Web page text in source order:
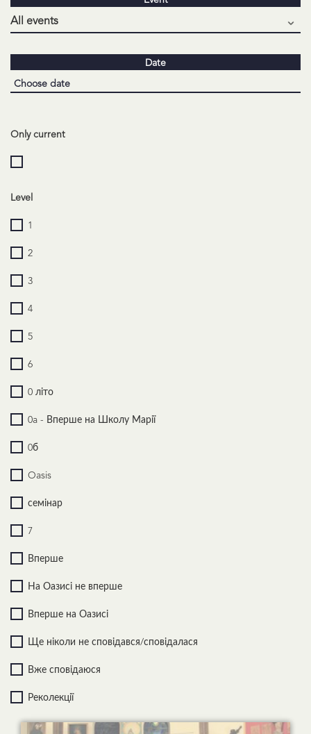
Date
Only current
Level
1
2
3
4
5
6
0 літо
0a - Вперше на Школу Марії
0б
Oasis
семінар
7
Вперше
На Оазисі не вперше
Вперше на Оазисі
Ще ніколи не сповідався/сповідалася
Вже сповідаюся
Реколекції